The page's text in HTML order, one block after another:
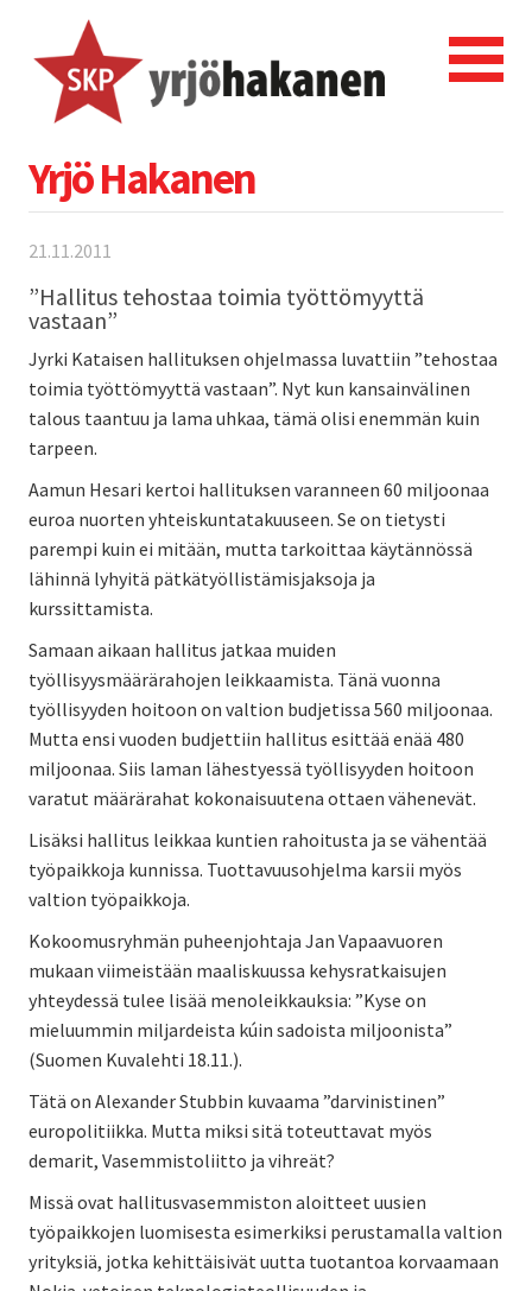
Yrjö Hakanen
21.11.2011
”Hallitus tehostaa toimia työttömyyttä
vastaan”
Jyrki Kataisen hallituksen ohjelmassa luvattiin ”tehostaa
toimia työttömyyttä vastaan”. Nyt kun kansainvälinen
talous taantuu ja lama uhkaa, tämä olisi enemmän kuin
tarpeen.
Aamun Hesari kertoi hallituksen varanneen 60 miljoonaa
euroa nuorten yhteiskuntatakuuseen. Se on tietysti
parempi kuin ei mitään, mutta tarkoittaa käytännössä
lähinnä lyhyitä pätkätyöllistämisjaksoja ja
kurssittamista.
Samaan aikaan hallitus jatkaa muiden
työllisyysmäärärahojen leikkaamista. Tänä vuonna
työllisyyden hoitoon on valtion budjetissa 560 miljoonaa.
Mutta ensi vuoden budjettiin hallitus esittää enää 480
miljoonaa. Siis laman lähestyessä työllisyyden hoitoon
varatut määrärahat kokonaisuutena ottaen vähenevät.
Lisäksi hallitus leikkaa kuntien rahoitusta ja se vähentää
työpaikkoja kunnissa. Tuottavuusohjelma karsii myös
valtion työpaikkoja.
Kokoomusryhmän puheenjohtaja Jan Vapaavuoren
mukaan viimeistään maaliskuussa kehysratkaisujen
yhteydessä tulee lisää menoleikkauksia: ”Kyse on
mieluummin miljardeista kúin sadoista miljoonista”
(Suomen Kuvalehti 18.11.).
Tätä on Alexander Stubbin kuvaama ”darvinistinen”
europolitiikka. Mutta miksi sitä toteuttavat myös
demarit, Vasemmistoliitto ja vihreät?
Missä ovat hallitusvasemmiston aloitteet uusien
työpaikkojen luomisesta esimerkiksi perustamalla valtion
yrityksiä, jotka kehittäisivät uutta tuotantoa korvaamaan